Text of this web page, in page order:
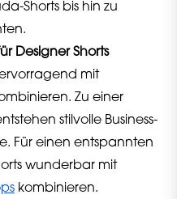
Shorts bis hin zu
Designer Shorts
mit
Zu einer
stilvolle Business-
Für einen entspannten
wunderbar mit
kombinieren.